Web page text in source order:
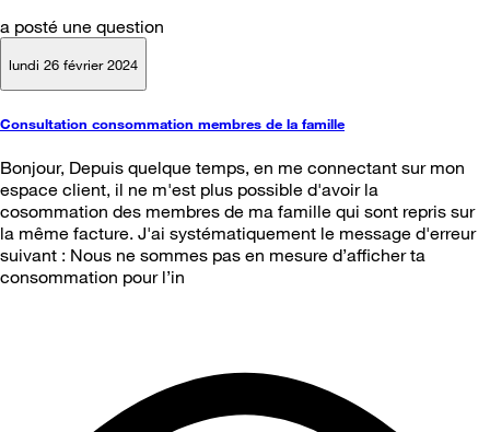
a posté une question
lundi 26 février 2024
Consultation consommation membres de la famille
Bonjour, Depuis quelque temps, en me connectant sur mon
espace client, il ne m'est plus possible d'avoir la
cosommation des membres de ma famille qui sont repris sur
la même facture. J'ai systématiquement le message d'erreur
suivant : Nous ne sommes pas en mesure d’afficher ta
consommation pour l’in